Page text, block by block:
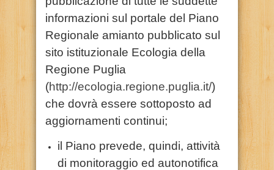
informazioni sul portale del Piano
Regionale amianto pubblicato sul
sito istituzionale Ecologia della
Regione Puglia
(http://ecologia.regione.puglia.it/)
che dovrà essere sottoposto ad
aggiornamenti continui;
il Piano prevede, quindi, attività
di monitoraggio ed autonotifica